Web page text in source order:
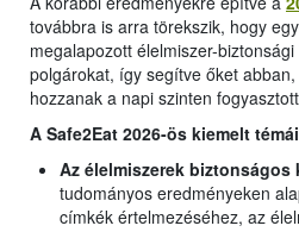
továbbra is arra törekszik, hogy
megalapozott élelmiszer-
polgárokat, így segítve őket
hozzanak a napi szinten
A Safe2Eat 2026-ös kiemelt témái
Az élelmiszerek biztonságos
tudományos eredményeken
címkék értelmezéséhez, az